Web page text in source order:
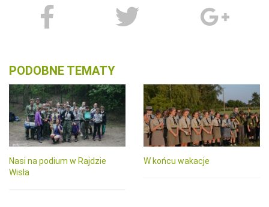
PODOBNE TEMATY
Nasi na podium w Rajdzie
Wisła
W końcu wakacje